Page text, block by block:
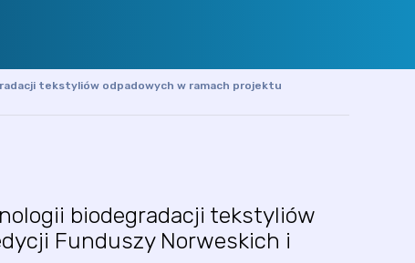
tekstyliów odpadowych w ramach projektu
biodegradacji tekstyliów
Funduszy Norweskich i